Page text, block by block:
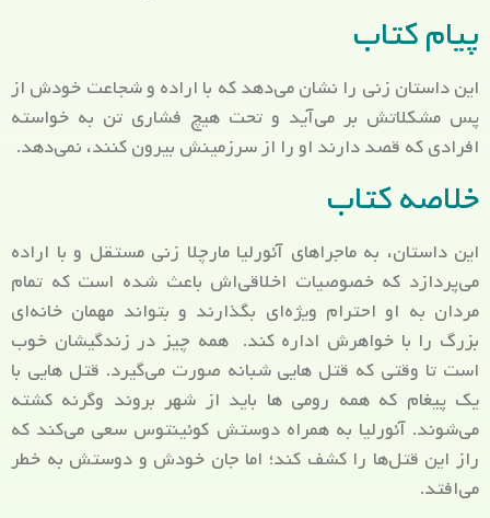
پیام کتاب
این داستان زنی را نشان می‌دهد که با اراده و شجاعت خودش از
پس مشکلاتش بر می‌آید و تحت هیچ فشاری تن به خواسته
افرادی که قصد دارند او را از سرزمینش بیرون کنند، نمی‌‌دهد.
خلاصه کتاب
این داستان، به ماجراهای آئورلیا مارچلا زنی مستقل و با اراده
می‌پردازد که خصوصیات اخلاقی‌اش باعث شده است که تمام
مردان به او احترام ویژه‌ای بگذارند و بتواند مهمان خانه‌ای
بزرگ را با خواهرش اداره کند. همه چیز در زندگیشان خوب
است تا وقتی که قتل هایی شبانه صورت می‌گیرد. قتل هایی با
یک پیغام که همه رومی ها باید از شهر بروند وگرنه کشته
می‌شوند. آئورلیا به همراه دوستش کوئینتوس سعی می‌کند که
راز این قتل‌ها را کشف کند؛ اما جان خودش و دوستش به خطر
می‌افتد.